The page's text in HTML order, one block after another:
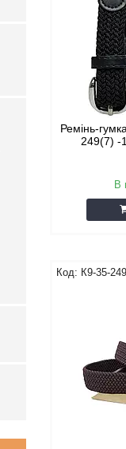
Ремінь-
249(7) -
В
К9-35-